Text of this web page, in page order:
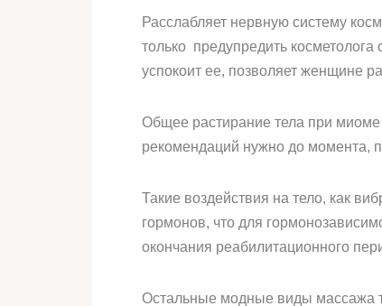
Расслабляет нервную систему
только предупредить
успокоит ее, позволяет женщине
Общее растирание тела при миоме
рекомендаций нужно до момента,
Такие воздействия на тело, как
гормонов, что для
окончания реабилитационного
Остальные модные виды массажа